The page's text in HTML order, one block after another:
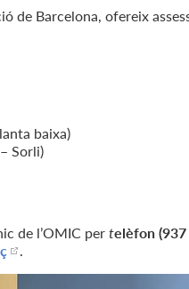
de Barcelona, ofereix
baixa)
Sorli)
de l’OMIC per telèfon
.